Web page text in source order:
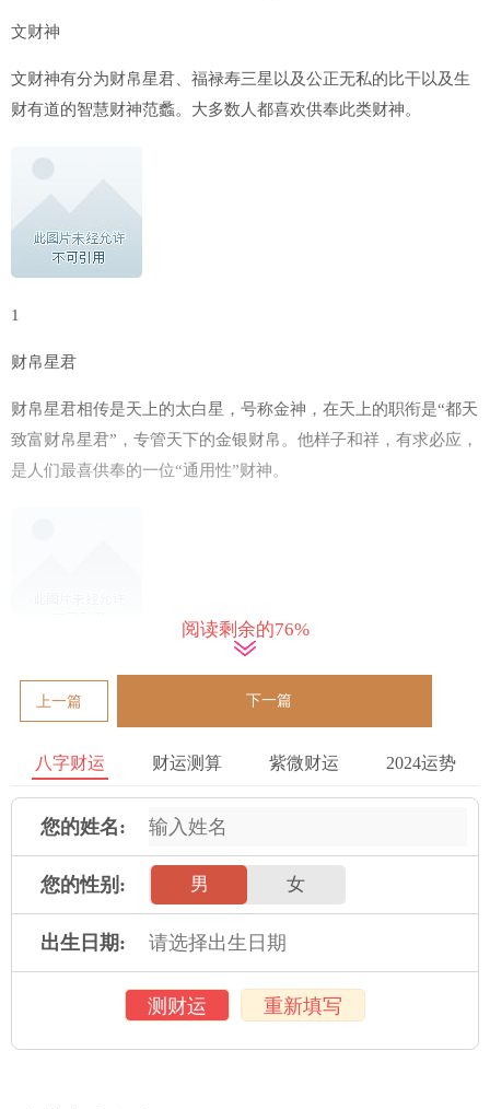
文财神
文财神有分为财帛星君、福禄寿三星以及公正无私的比干以及生
财有道的智慧财神范蠡。大多数人都喜欢供奉此类财神。
1
财帛星君
财帛星君相传是天上的太白星，号称金神，在天上的职衔是“都天
致富财帛星君”，专管天下的金银财帛。他样子和祥，有求必应，
是人们最喜供奉的一位“通用性”财神。
福禄寿三星
“福星” 手抱婴儿，象征子女昌盛一团和气、福泽绵绵；“禄星”身
穿华贵朝服、腰围玉带，手抱玉如意，一脸富贵容相。“寿星”手
捧寿桃，面露幸福祥和的笑容，面上皱纹可以看出他寿与天齐，
象征长寿无病无灾；象征安康长寿。在福禄寿三星中，本来只
有“禄星”才是财神，但因为三星通常是三位一体，故此福、寿二
阅读剩余的76%
上一篇 下一篇
八字财运 财运测算 紫微财运 2024运势
您的姓名:
您的性别: 男 女
出生日期:
测财运 重新填写